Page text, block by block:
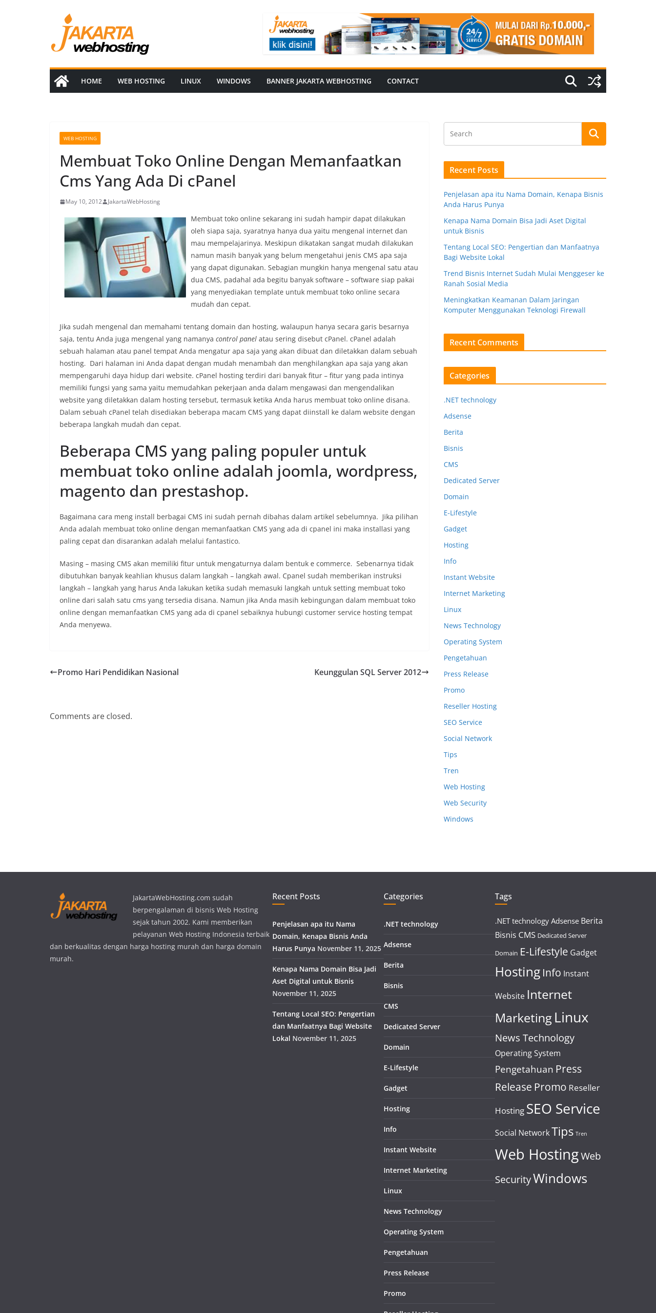
HOME WEB HOSTING LINUX WINDOWS BANNER JAKARTA WEBHOSTING CONTACT
WEB HOSTING
Membuat Toko Online Dengan Memanfaatkan
Cms Yang Ada Di cPanel
May 10, 2012 JakartaWebHosting
Membuat toko online sekarang ini sudah hampir dapat dilakukan
oleh siapa saja, syaratnya hanya dua yaitu mengenal internet dan
mau mempelajarinya. Meskipun dikatakan sangat mudah dilakukan
namun masih banyak yang belum mengetahui jenis CMS apa saja
yang dapat digunakan. Sebagian mungkin hanya mengenal satu atau
dua CMS, padahal ada begitu banyak software – software siap pakai
yang menyediakan template untuk membuat toko online secara
mudah dan cepat.
Jika sudah mengenal dan memahami tentang domain dan hosting, walaupun hanya secara garis besarnya
saja, tentu Anda juga mengenal yang namanya control panel atau sering disebut cPanel. cPanel adalah
sebuah halaman atau panel tempat Anda mengatur apa saja yang akan dibuat dan diletakkan dalam sebuah
hosting. Dari halaman ini Anda dapat dengan mudah menambah dan menghilangkan apa saja yang akan
mempengaruhi daya hidup dari website. cPanel hosting terdiri dari banyak fitur – fitur yang pada intinya
memiliki fungsi yang sama yaitu memudahkan pekerjaan anda dalam mengawasi dan mengendalikan
website yang diletakkan dalam hosting tersebut, termasuk ketika Anda harus membuat toko online disana.
Dalam sebuah cPanel telah disediakan beberapa macam CMS yang dapat diinstall ke dalam website dengan
beberapa langkah mudah dan cepat.
Beberapa CMS yang paling populer untuk
membuat toko online adalah joomla, wordpress,
magento dan prestashop.
Bagaimana cara meng install berbagai CMS ini sudah pernah dibahas dalam artikel sebelumnya. Jika pilihan
Anda adalah membuat toko online dengan memanfaatkan CMS yang ada di cpanel ini maka installasi yang
paling cepat dan disarankan adalah melalui fantastico.
Masing – masing CMS akan memiliki fitur untuk mengaturnya dalam bentuk e commerce. Sebenarnya tidak
dibutuhkan banyak keahlian khusus dalam langkah – langkah awal. Cpanel sudah memberikan instruksi
langkah – langkah yang harus Anda lakukan ketika sudah memasuki langkah untuk setting membuat toko
online dari salah satu cms yang tersedia disana. Namun jika Anda masih kebingungan dalam membuat toko
online dengan memanfaatkan CMS yang ada di cpanel sebaiknya hubungi customer service hosting tempat
Anda menyewa.
Promo Hari Pendidikan Nasional Keunggulan SQL Server 2012
Comments are closed.
Recent Posts
Penjelasan apa itu Nama Domain, Kenapa Bisnis
Anda Harus Punya
Kenapa Nama Domain Bisa Jadi Aset Digital
untuk Bisnis
Tentang Local SEO: Pengertian dan Manfaatnya
Bagi Website Lokal
Trend Bisnis Internet Sudah Mulai Menggeser ke
Ranah Sosial Media
Meningkatkan Keamanan Dalam Jaringan
Komputer Menggunakan Teknologi Firewall
Recent Comments
Categories
.NET technology
Adsense
Berita
Bisnis
CMS
Dedicated Server
Domain
E-Lifestyle
Gadget
Hosting
Info
Instant Website
Internet Marketing
Linux
News Technology
Operating System
Pengetahuan
Press Release
Promo
Reseller Hosting
SEO Service
Social Network
Tips
Tren
Web Hosting
Web Security
Windows
JakartaWebHosting.com sudah
berpengalaman di bisnis Web Hosting
sejak tahun 2002. Kami memberikan
pelayanan Web Hosting Indonesia terbaik
dan berkualitas dengan harga hosting murah dan harga domain
murah.
Recent Posts
Penjelasan apa itu Nama
Domain, Kenapa Bisnis Anda
Harus Punya November 11, 2025
Kenapa Nama Domain Bisa Jadi
Aset Digital untuk Bisnis
November 11, 2025
Tentang Local SEO: Pengertian
dan Manfaatnya Bagi Website
Lokal November 11, 2025
Categories
.NET technology
Adsense
Berita
Bisnis
CMS
Dedicated Server
Domain
E-Lifestyle
Gadget
Hosting
Info
Instant Website
Internet Marketing
Linux
News Technology
Operating System
Pengetahuan
Press Release
Promo
Tags
.NET technology Adsense Berita
Bisnis CMS Dedicated Server
Domain E-Lifestyle Gadget
Hosting Info Instant
Website Internet
Marketing Linux
News Technology
Operating System
Pengetahuan Press
Release Promo Reseller
Hosting SEO Service
Social NetworkTips Tren
Web HostingWeb
SecurityWindows